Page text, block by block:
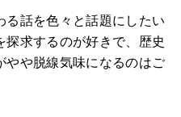
る話を色々と話題にしたい
探求するのが好きで、歴史
やや脱線気味になるのはご